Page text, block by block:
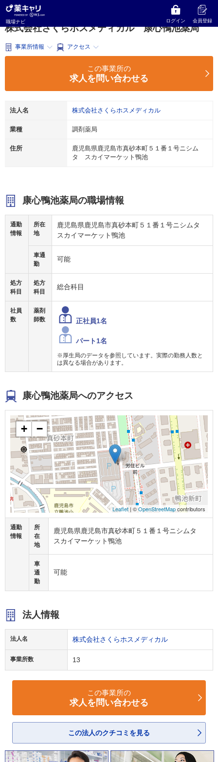
職場ナビ ログイン 会員登録
薬キャリ 職場ナビ
株式会社さくらホスメディカル
株式会社さくらホスメディカル 康心鴨池薬局
事業所情報 アクセス
この事業所の
求人を問い合わせる
法人名 株式会社さくらホスメディカル
業種 調剤薬局
住所
鹿児島県鹿児島市真砂本町５１番１号ニシム
タ スカイマーケット鴨池
康心鴨池薬局の職場情報
通勤
情報
所在
地
鹿児島県鹿児島市真砂本町５１番１号ニシムタ
スカイマーケット鴨池
車通
勤
可能
処方
科目
処方
科目
総合科目
社員
数
薬剤
師数
正社員1名
パート1名
※厚生局のデータを参照しています。実際の勤務人数と
は異なる場合があります。
康心鴨池薬局へのアクセス
+ −
Leaflet | ©OpenStreetMapcontributors
通勤
情報
所
在
地
鹿児島県鹿児島市真砂本町５１番１号ニシムタ
スカイマーケット鴨池
車
通
勤
可能
法人情報
法人名 株式会社さくらホスメディカル
事業所数 13
この事業所の
求人を問い合わせる
この法人のクチコミを見る